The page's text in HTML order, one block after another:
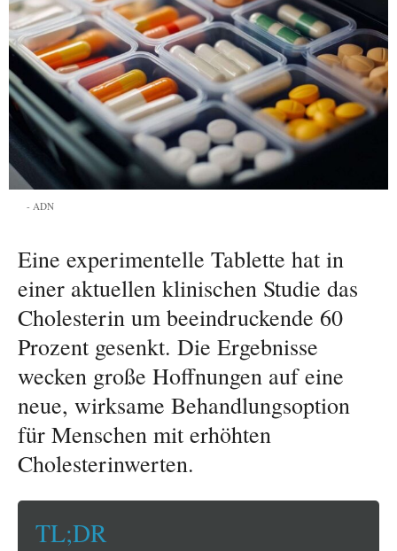
ADN
Eine experimentelle Tablette hat in
einer aktuellen klinischen Studie das
Cholesterin um beeindruckende 60
Prozent gesenkt. Die Ergebnisse
wecken große Hoffnungen auf eine
neue, wirksame Behandlungsoption
für Menschen mit erhöhten
Cholesterinwerten.
TL;DR